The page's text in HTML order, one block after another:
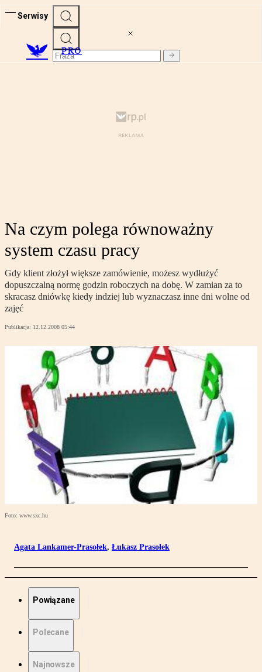
Serwisy
PRO
Na czym polega równoważny
system czasu pracy
Gdy klient złożył większe zamówienie, możesz wydłużyć
dopuszczalną normę godzin roboczych na dobę. W zamian za to
skracasz dniówkę kiedy indziej lub wyznaczasz inne dni wolne od
zajęć
Publikacja: 12.12.2008 05:44
Foto: www.sxc.hu
Agata Lankamer-Prasołek, Łukasz Prasołek
Powiązane
Polecane
Najnowsze